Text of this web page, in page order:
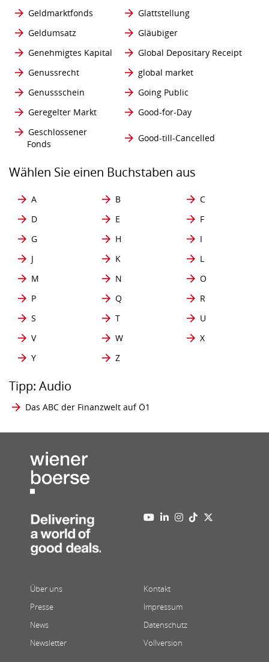
Geldmarktfonds
Glattstellung
Geldumsatz
Gläubiger
Genehmigtes Kapital
Global Depositary Receipt
Genussrecht
global market
Genussschein
Going Public
Geregelter Markt
Good-for-Day
Geschlossener
Fonds
Good-till-Cancelled
Wählen Sie einen Buchstaben aus
A B
C
D
E
F
G
H
I
J
K
L
M
N
O
P
Q
R
S
T
U
V
W
X
Y
Z
Tipp: Audio
Das ABC der Finanzwelt auf Ö1
Über uns
Presse
News
Newsletter
Kontakt
Impressum
Datenschutz
Vollversion